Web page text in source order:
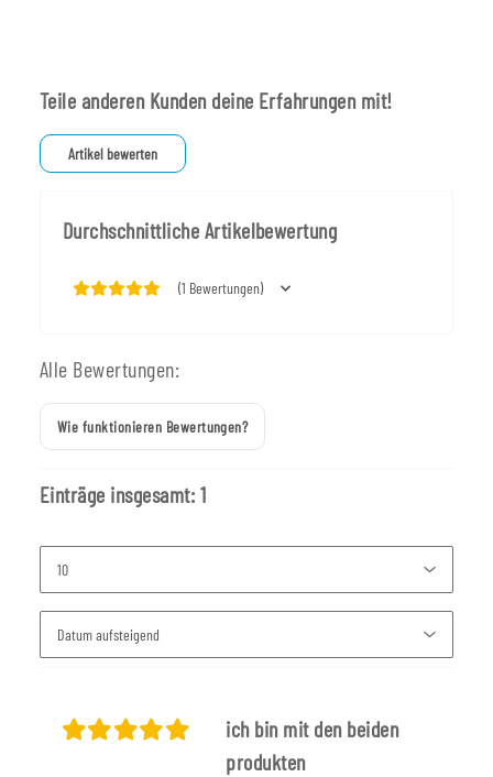
Durchschnittliche Artikelbewertung
(1 Bewertungen)
Teile anderen Kunden deine Erfahrungen mit!
Artikel bewerten
Alle Bewertungen:
Wie funktionieren Bewertungen?
Einträge insgesamt: 1
ich bin mit den beiden
produkten